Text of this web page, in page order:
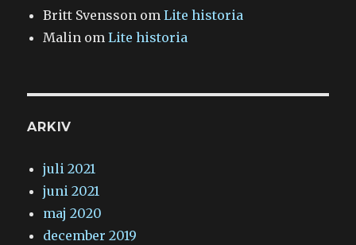
Britt Svensson omLite historia
Malin omLite historia
ARKIV
juli 2021
juni 2021
maj 2020
december 2019